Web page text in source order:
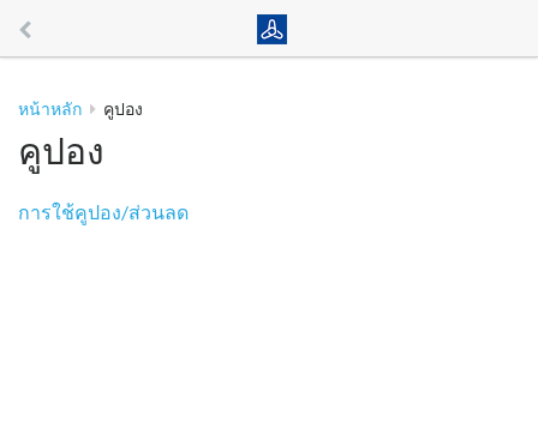
หน้าหลัก คูปอง
คูปอง
การใช้คูปอง/ส่วนลด